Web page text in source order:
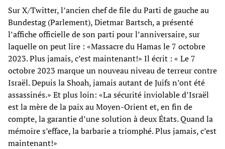
Sur X/Twitter, l’ancien chef de file du Parti de gauche au
Bundestag (Parlement), Dietmar Bartsch, a présenté
l’affiche officielle de son parti pour l’anniversaire, sur
laquelle on peut lire : «Massacre du Hamas le 7 octobre
2023. Plus jamais, c’est maintenant!» Il écrit : « Le 7
octobre 2023 marque un nouveau niveau de terreur contre
Israël. Depuis la Shoah, jamais autant de Juifs n’ont été
assassinés.» Et plus loin: «La sécurité inviolable d’Israël
est la mère de la paix au Moyen-Orient et, en fin de
compte, la garantie d’une solution à deux États. Quand la
mémoire s’efface, la barbarie a triomphé. Plus jamais, c’est
maintenant!»